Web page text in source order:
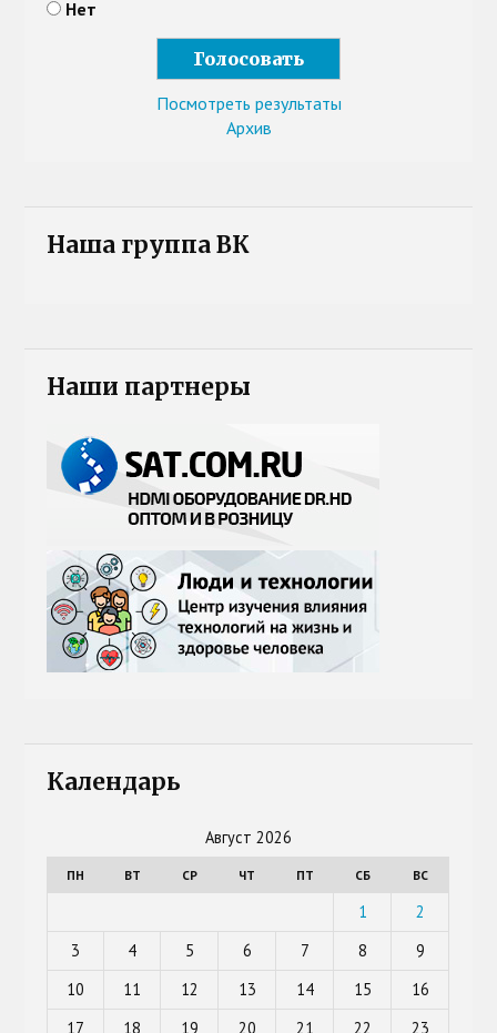
Нет
Посмотреть результаты
Архив
Наша группа ВК
Наши партнеры
Календарь
Август 2026
ПН ВТ СР ЧТ ПТ СБ ВС
1
2
3
4 5 6 7 8
9
10
11 12 13 14 15
16
17
18 19 20 21 22
23